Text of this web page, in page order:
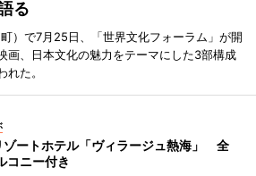
る
）で7月25日、「世界文化フォーラム」が開
画、日本文化の魅力をテーマにした3部構成
た。
ゾートホテル「ヴィラージュ熱海」 全
コニー付き